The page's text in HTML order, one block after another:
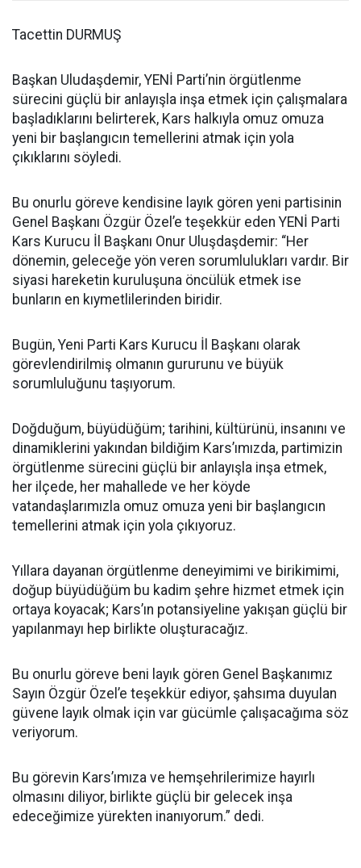
Tacettin DURMUŞ
Başkan Uludaşdemir, YENİ Parti’nin örgütlenme
sürecini güçlü bir anlayışla inşa etmek için çalışmalara
başladıklarını belirterek, Kars halkıyla omuz omuza
yeni bir başlangıcın temellerini atmak için yola
çıkıklarını söyledi.
Bu onurlu göreve kendisine layık gören yeni partisinin
Genel Başkanı Özgür Özel’e teşekkür eden YENİ Parti
Kars Kurucu İl Başkanı Onur Uluşdaşdemir: “Her
dönemin, geleceğe yön veren sorumlulukları vardır. Bir
siyasi hareketin kuruluşuna öncülük etmek ise
bunların en kıymetlilerinden biridir.
Bugün, Yeni Parti Kars Kurucu İl Başkanı olarak
görevlendirilmiş olmanın gururunu ve büyük
sorumluluğunu taşıyorum.
Doğduğum, büyüdüğüm; tarihini, kültürünü, insanını ve
dinamiklerini yakından bildiğim Kars’ımızda, partimizin
örgütlenme sürecini güçlü bir anlayışla inşa etmek,
her ilçede, her mahallede ve her köyde
vatandaşlarımızla omuz omuza yeni bir başlangıcın
temellerini atmak için yola çıkıyoruz.
Yıllara dayanan örgütlenme deneyimimi ve birikimimi,
doğup büyüdüğüm bu kadim şehre hizmet etmek için
ortaya koyacak; Kars’ın potansiyeline yakışan güçlü bir
yapılanmayı hep birlikte oluşturacağız.
Bu onurlu göreve beni layık gören Genel Başkanımız
Sayın Özgür Özel’e teşekkür ediyor, şahsıma duyulan
güvene layık olmak için var gücümle çalışacağıma söz
veriyorum.
Bu görevin Kars’ımıza ve hemşehrilerimize hayırlı
olmasını diliyor, birlikte güçlü bir gelecek inşa
edeceğimize yürekten inanıyorum.” dedi.